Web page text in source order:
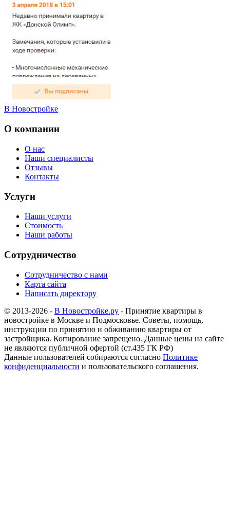
В Новостройке
О компании
О нас
Наши специалисты
Отзывы
Контакты
Услуги
Наши услуги
Стоимость
Наши работы
Сотрудничество
Сотрудничество с нами
Карта сайта
Написать директору
© 2013-2026 - В Новостройке.ру - Принятие квартиры в
новостройке в Москве и Подмосковье. Советы, помощь,
инструкции по принятию и обживанию квартиры от
застройщика. Копирование запрещено. Данные цены на сайте
не являются публичной офертой (ст.435 ГК РФ)
Данные пользователей собираются согласно Политике
конфиденциальности и пользовательского соглашения.